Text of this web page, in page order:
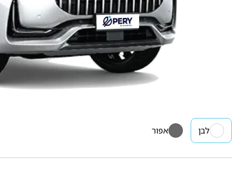
לבן אפור